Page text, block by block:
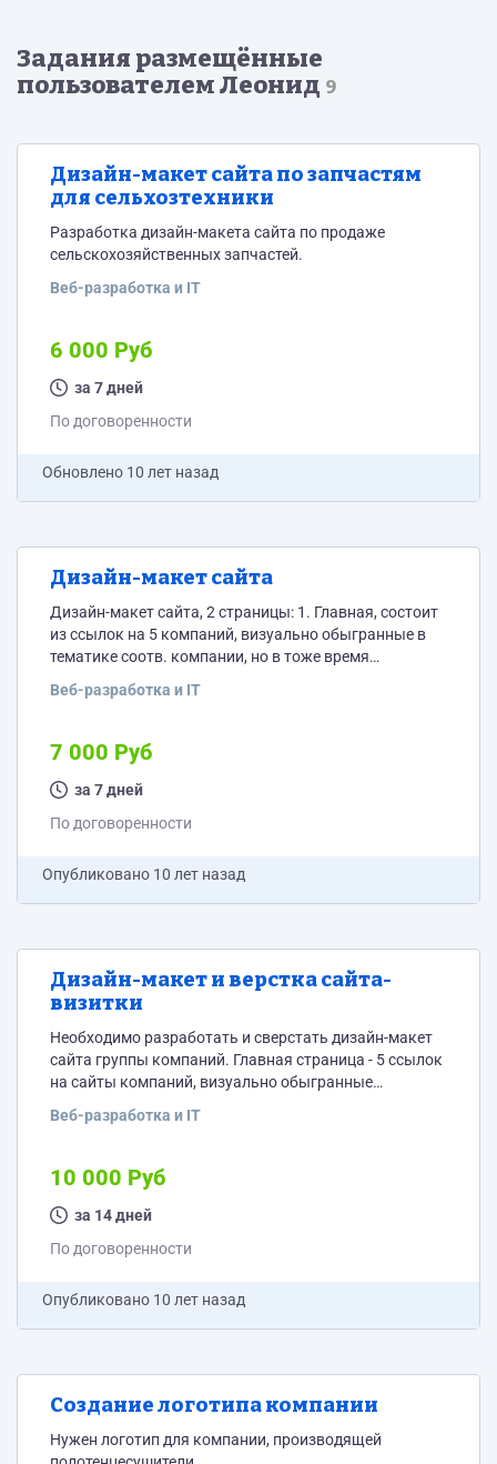
Задания размещённые
пользователем Леонид 9
Дизайн-макет сайта по запчастям
для сельхозтехники
Разработка дизайн-макета сайта по продаже
сельскохозяйственных запчастей.
Веб-разработка и IT
6 000 Руб
за 7 дней
По договоренности
Обновлено 10 лет назад
Дизайн-макет сайта
Дизайн-макет сайта, 2 страницы: 1. Главная, состоит
из ссылок на 5 компаний, визуально обыгранные в
тематике соотв. компании, но в тоже время
информацией.
Веб-разработка и IT
7 000 Руб
за 7 дней
По договоренности
Опубликовано 10 лет назад
Дизайн-макет и верстка сайта-
визитки
Необходимо разработать и сверстать дизайн-макет
сайта группы компаний. Главная страница - 5 ссылок
на сайты компаний, визуально обыгранные
направлений каждой из компаний. Также должен
Веб-разработка и IT
10 000 Руб
за 14 дней
По договоренности
Опубликовано 10 лет назад
Создание логотипа компании
Нужен логотип для компании, производящей